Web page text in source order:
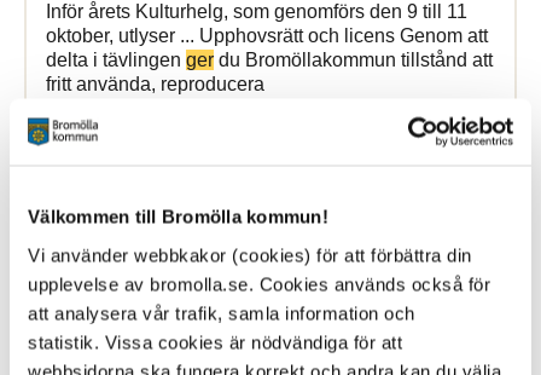
Välkommen till Bromölla kommun!
Vi använder webbkakor (cookies) för att förbättra din
upplevelse av bromolla.se. Cookies används också för
att analysera vår trafik, samla information och
statistik. Vissa cookies är nödvändiga för att
webbsidorna ska fungera korrekt och andra kan du välja
Inför årets Kulturhelg, som genomförs den 9 till 11
oktober, utlyser ... Upphovsrätt och licens Genom att
delta i tävlingen ger du Bromöllakommun tillstånd att
fritt använda, reproducera
Bromölla Kommun
17 June 2026
Webbsida